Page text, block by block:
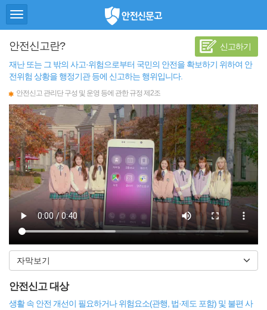
토
글
메
뉴
안
전
고
안전신고란?
신고하기
재난 또는 그 밖의 사고·위험으로부터 국민의 안전을 확보하기 위하여 안
전위험 상황을 행정기관 등에 신고하는 행위입니다.
안전신고 관리단 구성 및 운영 등에 관한 규정 제2조
자막보기
안전신고 대상
생활 속 안전 개선이 필요하거나 위험요소(관행, 법·제도 포함) 및 불편 사